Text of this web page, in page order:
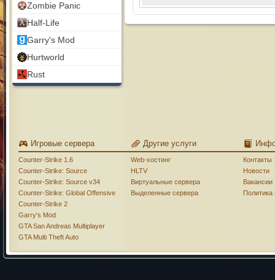
Zombie Panic
Half-Life
Garry's Mod
Hurtworld
Rust
Игровые сервера
Counter-Strike 1.6
Counter-Strike: Source
Counter-Strike: Source v34
Counter-Strike: Global Offensive
Counter-Strike 2
Garry's Mod
GTA San Andreas Multiplayer
GTA Multi Theft Auto
Другие услуги
Web-хостинг
HLTV
Виртуальные сервера
Выделенные сервера
Контакты
Новости
Вакансии
Политика